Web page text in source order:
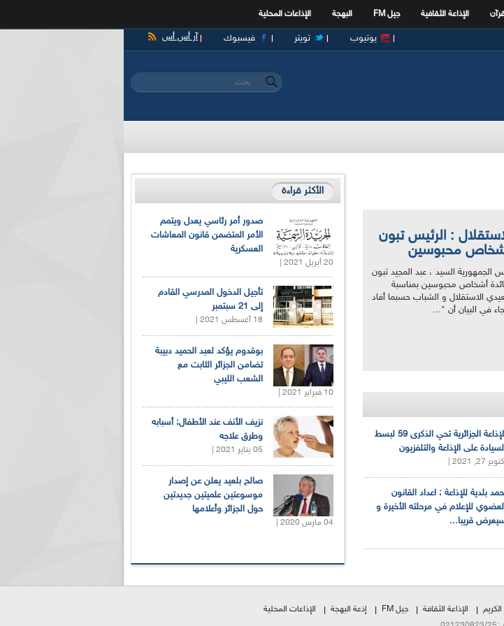
الإذاعة الثقافية جيل FM البهجة الإذاعات المحلية
آر أس أس فيسبوك تويتر يوتيوب
استمارة البحث
‏بحث ‏
الـــ 58 للاستقلال : الرئيس تبون
محبوسين
الجمهورية السيد ، عبد المجيد تبون
أشخاص محبوسين بمناسبة
المزدوجة الــ 58 لعيدي الاستقلال و الشباب حسبما أفاد
في البيان أن "...
الإذاعة الجزائرية تحي الذكرى 59 لبسط
على الإذاعة والتلفزيون
27, 2021 |
بلدية للإذاعة : اعداد القانون
للإعلام في مرحلته الأخيرة و
قريبا...
الأكثر قراءة
صدور أمر رئاسي يعدل ويتمم
الأمر المتضمن قانون المعاشات
العسكرية
20 أبريل 2021 |
تأجيل الدخول المدرسي القادم
إلى 21 سبتمبر
18 أغسطس 2021 |
بوقدوم يؤكد لعبد الحميد دبيبة
تضامن الجزائر الثابت مع
الشعب الليبي
10 فبراير 2021 |
نزيف الأنف عند الأطفال: أسبابه
وطرق علاجه
05 يناير 2021 |
صالح بلعيد يعلن عن إصدار
موسوعتين علميتين جديدتين
حول الجزائر وأعلامها
04 مارس 2020 |
الإذاعة الثقافة جيل FM إذعة البهجة
الإذاعات المحلية